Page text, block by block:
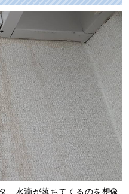
、水滴が落ちてくるのを想像